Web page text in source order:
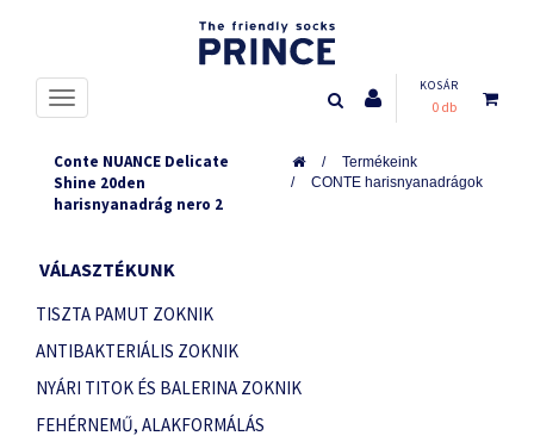
KOSÁR
0 db
Conte NUANCE Delicate
Shine 20den
harisnyanadrág nero 2
Termékeink
CONTE harisnyanadrágok
VÁLASZTÉKUNK
TISZTA PAMUT ZOKNIK
ANTIBAKTERIÁLIS ZOKNIK
NYÁRI TITOK ÉS BALERINA ZOKNIK
FEHÉRNEMŰ, ALAKFORMÁLÁS